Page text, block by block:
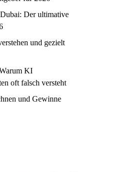
Der ultimative
und gezielt
KI
oft falsch versteht
und Gewinne